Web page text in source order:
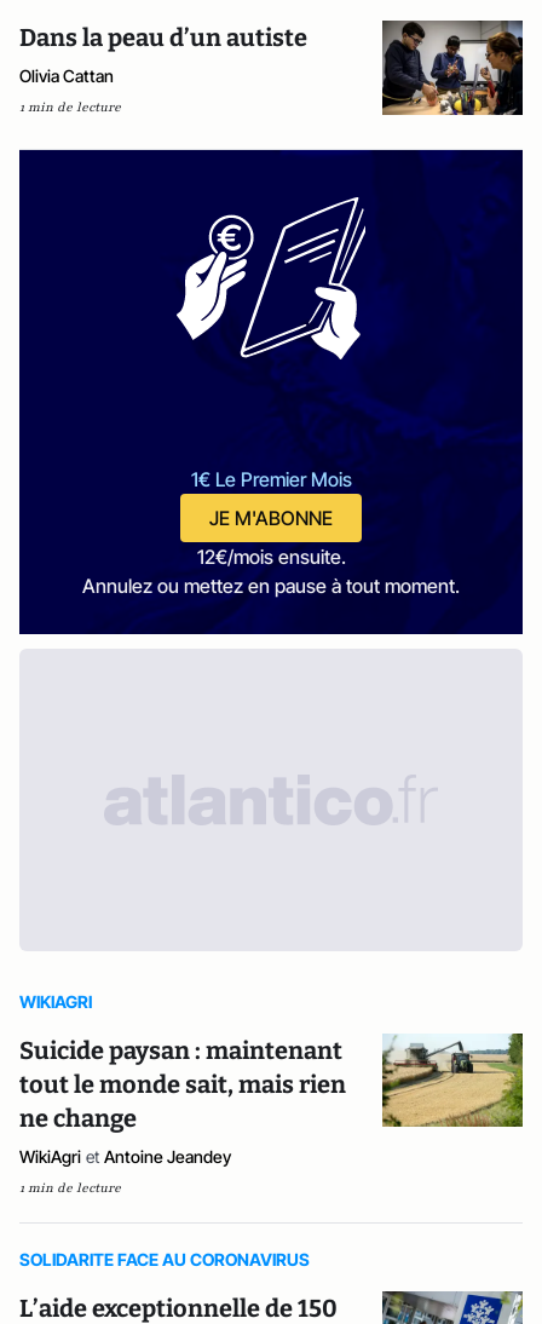
Dans la peau d’un autiste
Olivia Cattan
1 min de lecture
1€ Le Premier Mois
JE M'ABONNE
12€/mois ensuite.
Annulez ou mettez en pause à tout moment.
WIKIAGRI
Suicide paysan : maintenant
tout le monde sait, mais rien
ne change
WikiAgri et Antoine Jeandey
1 min de lecture
SOLIDARITE FACE AU CORONAVIRUS
L’aide exceptionnelle de 150